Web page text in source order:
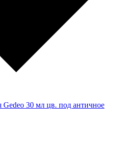
Gedeo 30 мл цв. под античное